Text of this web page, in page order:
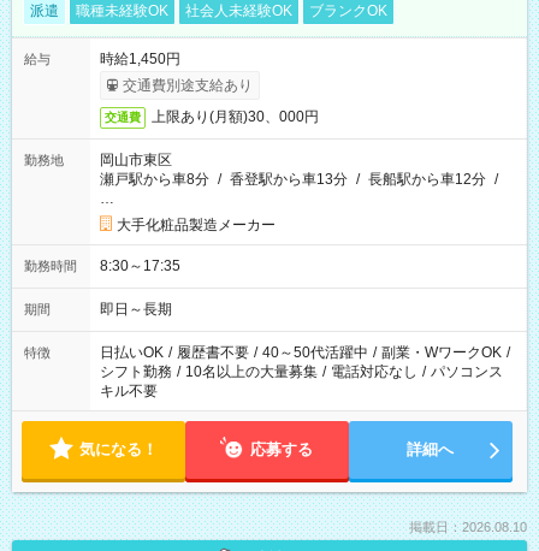
派遣 職種未経験OK 社会人未経験OK ブランクOK
給与
時給1,450円
交通費別途支給あり
交通費 上限あり(月額)30、000円
勤務地
岡山市東区
瀬戸駅から車8分 / 香登駅から車13分 / 長船駅から車12分 /
…
大手化粧品製造メーカー
勤務時間 8:30～17:35
期間 即日～長期
特徴 日払いOK / 履歴書不要 / 40～50代活躍中 / 副業・WワークOK /
シフト勤務 / 10名以上の大量募集 / 電話対応なし / パソコンス
キル不要
気になる！ 応募する 詳細へ
掲載日：2026.08.10